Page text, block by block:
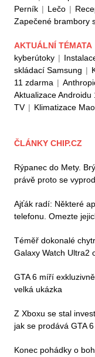
Perník | Lečo |
Zapečené brambory
AKTUÁLNÍ TÉMATA
kyberútoky |
skládací Samsung |
11 zdarma |
Aktualizace Androidu
TV | Klimatizace
ČLÁNKY CHIP.CZ
Rýpanec do Mety.
právě proto se
Ajťák radí: Některé
telefonu. Omezte
Téměř dokonalé
Galaxy Watch Ultra2
GTA 6 míří
velká ukázka
Z Xboxu se stal
jak se prodává GTA 6
Konec pohádky o